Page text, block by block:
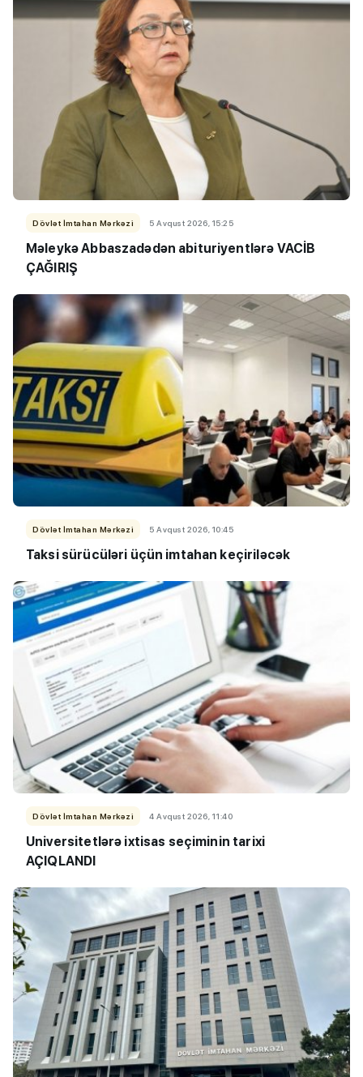
Dövlət İmtahan Mərkəzi 5 Avqust 2026, 15:25
Məleykə Abbaszadədən abituriyentlərə VACİB
ÇAĞIRIŞ
Dövlət İmtahan Mərkəzi 5 Avqust 2026, 10:45
Taksi sürücüləri üçün imtahan keçiriləcək
Dövlət İmtahan Mərkəzi 4 Avqust 2026, 11:40
Universitetlərə ixtisas seçiminin tarixi
AÇIQLANDI